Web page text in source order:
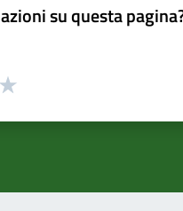
su questa